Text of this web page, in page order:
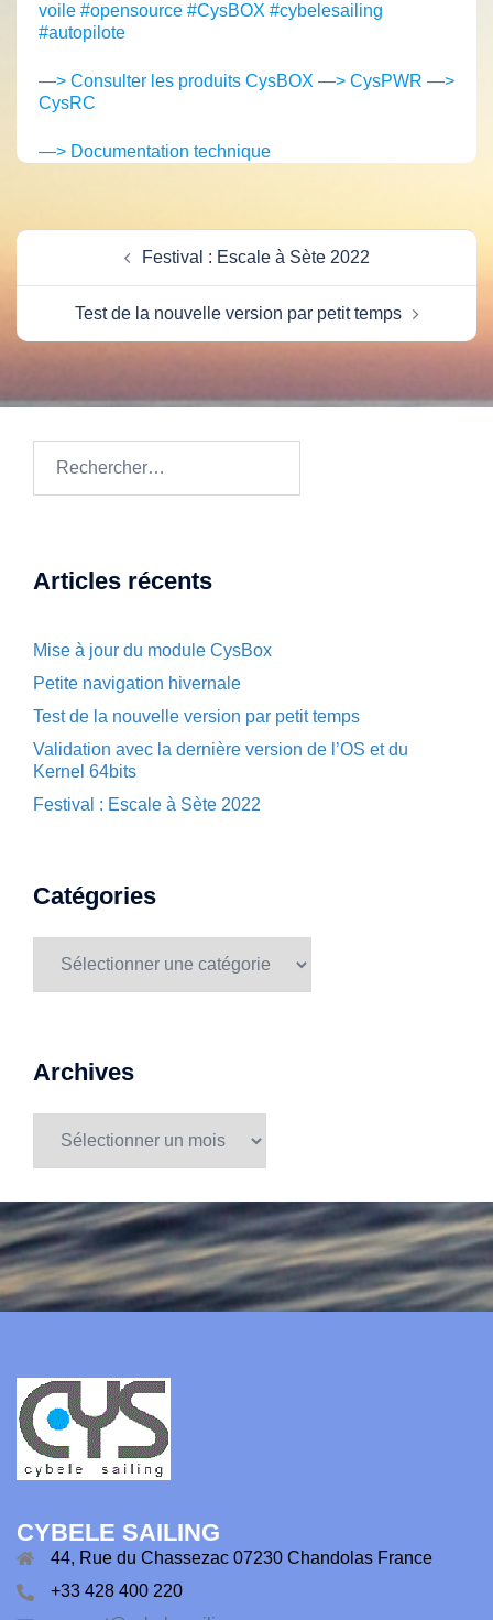
voile #opensource #CysBOX #cybelesailing
#autopilote
—> Consulter les produits CysBOX —> CysPWR —>
CysRC
—> Documentation technique
NavigationFestival : Escale à Sète 2022
Test de la nouvelle version par petit temps
Articles récents
Mise à jour du module CysBox
Petite navigation hivernale
Test de la nouvelle version par petit temps
Validation avec la dernière version de l’OS et du
Kernel 64bits
Festival : Escale à Sète 2022
Catégories
Archives
CYBELE SAILING
44, Rue du Chassezac 07230 Chandolas France
+33 428 400 220